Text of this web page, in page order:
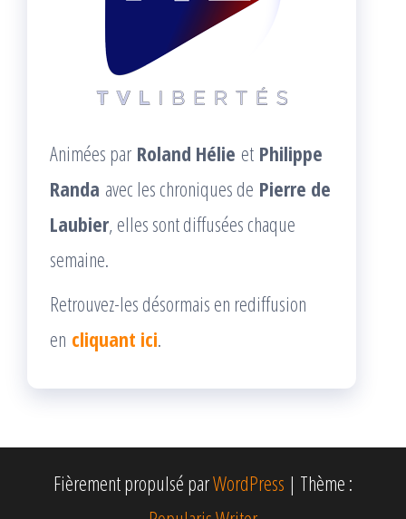
Animées par Roland Hélie et Philippe
Randa avec les chroniques de Pierre de
Laubier, elles sont diffusées chaque
semaine.
Retrouvez-les désormais en rediffusion
en cliquant ici.
Fièrement propulsé parWordPress | Thème :